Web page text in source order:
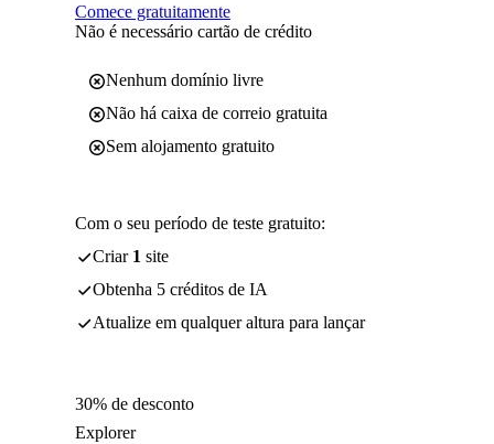
Comece gratuitamente
Não é necessário cartão de crédito
Nenhum domínio livre
Não há caixa de correio gratuita
Sem alojamento gratuito
Com o seu período de teste gratuito:
Criar 1 site
Obtenha 5 créditos de IA
Atualize em qualquer altura para lançar
30% de desconto
Explorer